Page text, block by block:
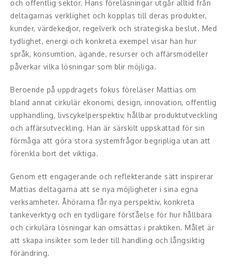
Ljus och belysning
Komiker
Konst
Musiker
Something a Little Different
Underhållning
Effektivitet, framgång
Framtid, trender
Försäljning, marknadsföring, service,
kundfokus
och offentlig sektor. Hans föreläsningar utgår alltid från
deltagarnas verklighet och kopplas till deras produkter,
kunder, värdekedjor, regelverk och strategiska beslut. Med
tydlighet, energi och konkreta exempel visar han hur
språk, konsumtion, ägande, resurser och affärsmodeller
påverkar vilka lösningar som blir möjliga.
Beroende på uppdragets fokus föreläser Mattias om
bland annat cirkulär ekonomi, design, innovation, offentlig
upphandling, livscykelperspektiv, hållbar produktutveckling
och affärsutveckling. Han är särskilt uppskattad för sin
förmåga att göra stora systemfrågor begripliga utan att
förenkla bort det viktiga.
Genom ett engagerande och reflekterande sätt inspirerar
Mattias deltagarna att se nya möjligheter i sina egna
verksamheter. Åhörarna får nya perspektiv, konkreta
tankeverktyg och en tydligare förståelse för hur hållbara
och cirkulära lösningar kan omsättas i praktiken. Målet är
att skapa insikter som leder till handling och långsiktig
förändring.